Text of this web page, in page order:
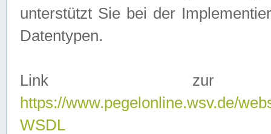
unterstützt Sie bei der
Datentypen.
Link zur
https://www.pegelonline.wsv.de/
WSDL